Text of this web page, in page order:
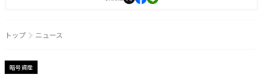
トップ ニュース
暗号資産